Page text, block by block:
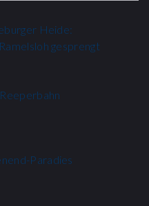
Heide:
gesprengt
Paradies